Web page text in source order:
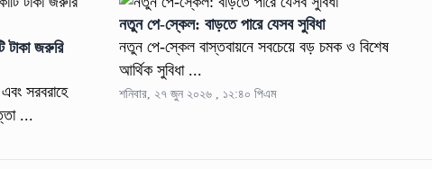
টাকা জরুরি
সরবরাহে
...
নতুন পে-স্কেল: বাড়তে পারে যেসব সুবিধা
নতুন পে-স্কেল বাস্তবায়নে সবচেয়ে বড় চমক ও বিশেষ
আর্থিক সুবিধা ...
শনিবার, ২৭ জুন ২০২৬ , ১২:৪০ পিএম